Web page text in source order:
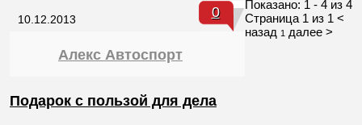
10.12.2013 0
Алекс Автоспорт
Подарок с пользой для дела
Показано: 1 - 4 из 4
Страница 1 из 1 <
назад 1 далее >